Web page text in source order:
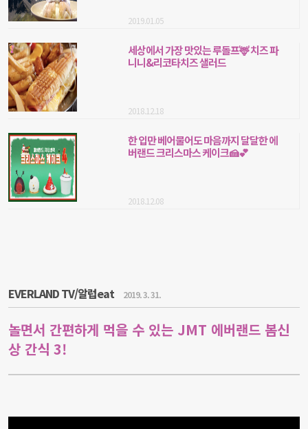
2019.01.05
세상에서 가장 맛있는 루돌프🦌 치즈 파
니니&리코타치즈 샐러드
2018.12.18
한 입만 베어물어도 마음까지 달달한 에
버랜드 크리스마스 케이크🍰💕
2018.12.08
EVERLAND TV/알럽eat 2019. 3. 31.
놀면서 간편하게 먹을 수 있는 JMT 에버랜드 봄신
상 간식 3!